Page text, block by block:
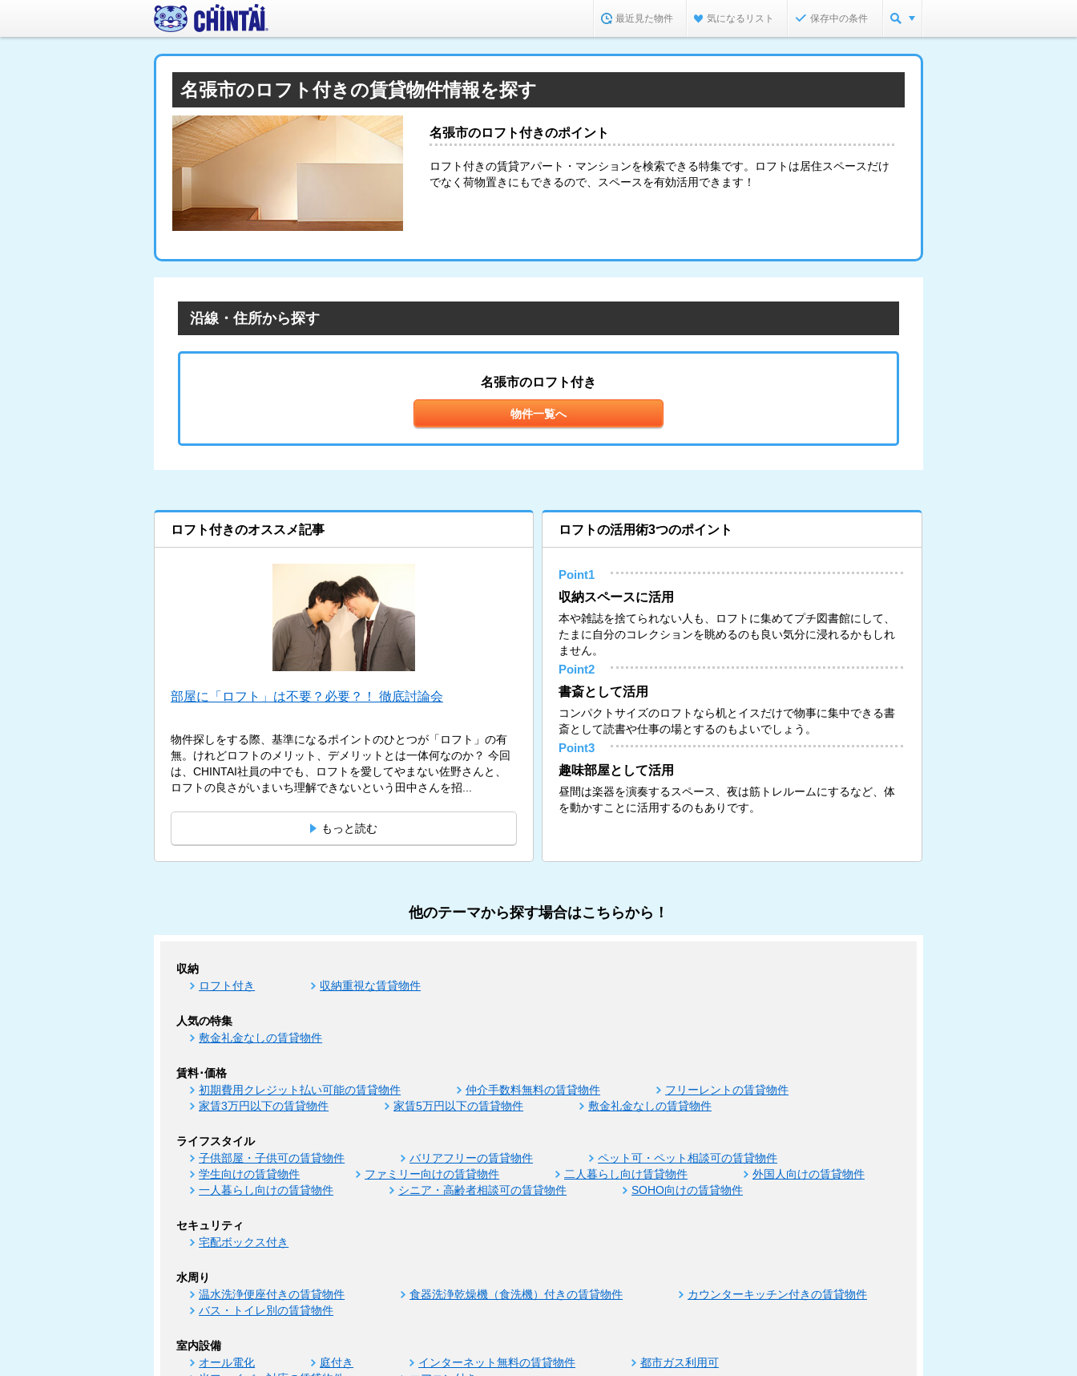
最近見た物件 気になるリスト 保存中の条件
名張市のロフト付きの賃貸物件情報を探す
名張市のロフト付きのポイント
ロフト付きの賃貸アパート・マンションを検索できる特集です。ロフトは居住スペースだけ
でなく荷物置きにもできるので、スペースを有効活用できます！
沿線・住所から探す
名張市のロフト付き
物件一覧へ
ロフト付きのオススメ記事
部屋に「ロフト」は不要？必要？！ 徹底討論会
物件探しをする際、基準になるポイントのひとつが「ロフト」の有
無。けれどロフトのメリット、デメリットとは一体何なのか？ 今回
は、CHINTAI社員の中でも、ロフトを愛してやまない佐野さんと、
ロフトの良さがいまいち理解できないという田中さんを招...
もっと読む
ロフトの活用術3つのポイント
Point1
収納スペースに活用
本や雑誌を捨てられない人も、ロフトに集めてプチ図書館にして、
たまに自分のコレクションを眺めるのも良い気分に浸れるかもしれ
ません。
Point2
書斎として活用
コンパクトサイズのロフトなら机とイスだけで物事に集中できる書
斎として読書や仕事の場とするのもよいでしょう。
Point3
趣味部屋として活用
昼間は楽器を演奏するスペース、夜は筋トレルームにするなど、体
を動かすことに活用するのもありです。
他のテーマから探す場合はこちらから！
収納
ロフト付き 収納重視な賃貸物件
人気の特集
敷金礼金なしの賃貸物件
賃料･価格
初期費用クレジット払い可能の賃貸物件 仲介手数料無料の賃貸物件
フリーレントの賃貸物件
家賃3万円以下の賃貸物件
家賃5万円以下の賃貸物件 敷金礼金なしの賃貸物件
ライフスタイル
子供部屋・子供可の賃貸物件 バリアフリーの賃貸物件
ペット可・ペット相談可の賃貸物件
学生向けの賃貸物件
ファミリー向けの賃貸物件 二人暮らし向け賃貸物件
外国人向けの賃貸物件
一人暮らし向けの賃貸物件
シニア・高齢者相談可の賃貸物件 SOHO向けの賃貸物件
セキュリティ
宅配ボックス付き
水周り
温水洗浄便座付きの賃貸物件 食器洗浄乾燥機（食洗機）付きの賃貸物件
カウンターキッチン付きの賃貸物件
バス・トイレ別の賃貸物件
室内設備
オール電化 庭付き インターネット無料の賃貸物件
都市ガス利用可